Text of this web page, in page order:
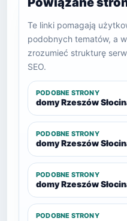
Te linki pomagają
podobnych tematów, a
zrozumieć strukturę
SEO.
PODOBNE STRONY
domy Rzeszów
PODOBNE STRONY
domy Rzeszów
PODOBNE STRONY
domy Rzeszów
PODOBNE STRONY